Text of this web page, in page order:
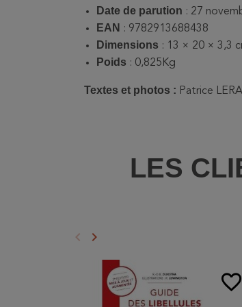
Date de parution : 27
EAN : 9782913688438
Dimensions : 13 × 20 × 3,3
Poids : 0,825Kg
Textes et photos : Patrice
LES
Précédent
keyboard_arrow_left Suivant
keyboard_arrow_right
favorite_border